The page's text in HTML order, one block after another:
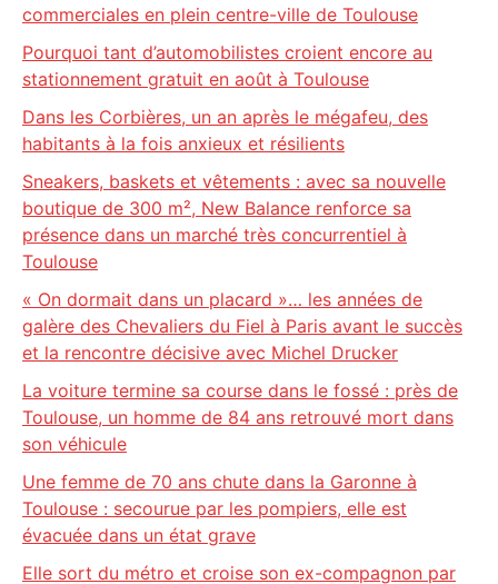
commerciales en plein centre-ville de Toulouse
Pourquoi tant d’automobilistes croient encore au
stationnement gratuit en août à Toulouse
Dans les Corbières, un an après le mégafeu, des
habitants à la fois anxieux et résilients
Sneakers, baskets et vêtements : avec sa nouvelle
boutique de 300 m², New Balance renforce sa
présence dans un marché très concurrentiel à
Toulouse
« On dormait dans un placard »… les années de
galère des Chevaliers du Fiel à Paris avant le succès
et la rencontre décisive avec Michel Drucker
La voiture termine sa course dans le fossé : près de
Toulouse, un homme de 84 ans retrouvé mort dans
son véhicule
Une femme de 70 ans chute dans la Garonne à
Toulouse : secourue par les pompiers, elle est
évacuée dans un état grave
Elle sort du métro et croise son ex-compagnon par